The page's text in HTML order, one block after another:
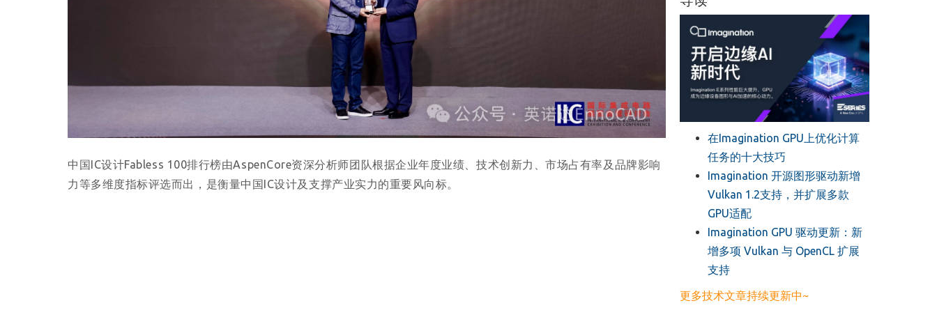
中国IC设计Fabless 100排行榜由AspenCore资深分析师团队根据企业年度业绩、技术创新力、市场占有率及品牌影响
力等多维度指标评选而出，是衡量中国IC设计及支撑产业实力的重要风向标。
在Imagination GPU上优化计算
任务的十大技巧
​Imagination 开源图形驱动新增
Vulkan 1.2支持，并扩展多款
GPU适配
​Imagination GPU 驱动更新：新
增多项 Vulkan 与 OpenCL 扩展
支持
更多技术文章持续更新中~